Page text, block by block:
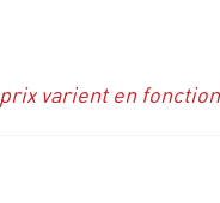
varient en